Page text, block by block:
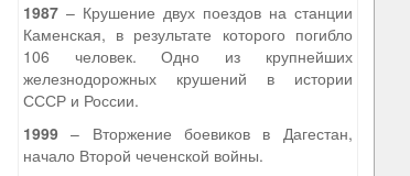
1987– Крушение двух поездов на станции
Каменская, в результате которого погибло
106 человек. Одно из крупнейших
железнодорожных крушений в истории
СССР и России.
1999– Вторжение боевиков в Дагестан,
начало Второй чеченской войны.